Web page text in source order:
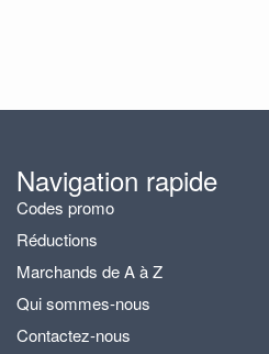
Navigation rapide
Codes promo
Réductions
Marchands de A à Z
Qui sommes-nous
Contactez-nous